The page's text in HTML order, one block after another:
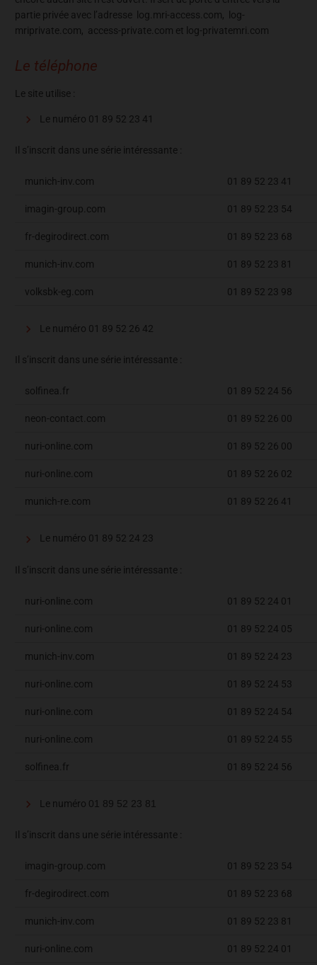
partie privée avec l’adresse
log.mri-access.com, log-
mriprivate.com, access-private.com et log-privatemri.com
Le téléphone
Le site utilise :
Le numéro 01 89 52 23 41
Il s’inscrit dans une série intéressante :
munich-inv.com 01 89 52 23 41
imagin-group.com 01 89 52 23 54
fr-degirodirect.com 01 89 52 23 68
munich-inv.com 01 89 52 23 81
volksbk-eg.com 01 89 52 23 98
Le numéro 01 89 52 26 42
Il s’inscrit dans une série intéressante :
solfinea.fr 01 89 52 24 56
neon-contact.com 01 89 52 26 00
nuri-online.com 01 89 52 26 00
nuri-online.com 01 89 52 26 02
munich-re.com 01 89 52 26 41
Le numéro 01 89 52 24 23
Il s’inscrit dans une série intéressante :
nuri-online.com 01 89 52 24 01
nuri-online.com 01 89 52 24 05
munich-inv.com 01 89 52 24 23
nuri-online.com 01 89 52 24 53
nuri-online.com 01 89 52 24 54
nuri-online.com 01 89 52 24 55
solfinea.fr 01 89 52 24 56
Le numéro 01 89 52 23 81
Il s’inscrit dans une série intéressante :
imagin-group.com 01 89 52 23 54
fr-degirodirect.com 01 89 52 23 68
munich-inv.com 01 89 52 23 81
nuri-online.com 01 89 52 24 01